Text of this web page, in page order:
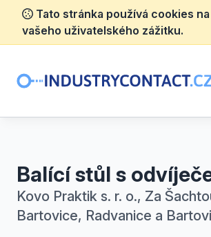
Tato stránka používá cookies
vašeho uživatelského zážitku.
Balící stůl s
Kovo Praktik s. r. o., Za
Bartovice, Radvanice a